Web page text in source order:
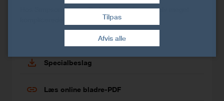
Hos Simpson Strong-Tie kan vi producere selv meget
komplicerede specialprodukter lynhurtigt.
Specialbeslag
Læs online bladre-PDF
Afvis alle
Træk samtykke tilbage
Tilpas